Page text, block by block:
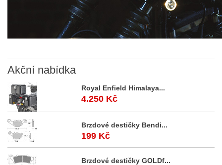
Akční nabídka
Royal Enfield Himalaya...
4.250 Kč
Brzdové destičky Bendi...
199 Kč
Brzdové destičky GOLDf...